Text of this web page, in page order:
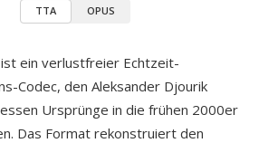
TTA OPUS
ein verlustfreier Echtzeit-
Codec, den Aleksander Djourik
Ursprünge in die frühen 2000er
Das Format rekonstruiert den